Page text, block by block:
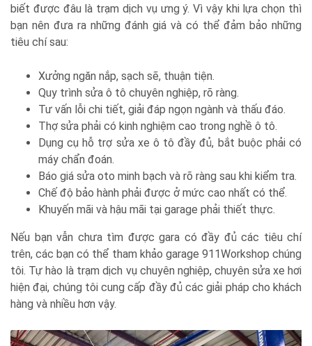
biết được đâu là trạm dịch vụ ưng ý. Vì vậy khi lựa chọn thì
bạn nên đưa ra những đánh giá và có thể đảm bảo những
tiêu chí sau:
Xưởng ngăn nắp, sạch sẽ, thuận tiện.
Quy trình sửa ô tô chuyên nghiệp, rõ ràng.
Tư vấn lỗi chi tiết, giải đáp ngọn ngành và thấu đáo.
Thợ sửa phải có kinh nghiệm cao trong nghề ô tô.
Dụng cụ hỗ trợ sửa xe ô tô đầy đủ, bắt buộc phải có
máy chẩn đoán.
Báo giá sửa oto minh bạch và rõ ràng sau khi kiểm tra.
Chế độ bảo hành phải được ở mức cao nhất có thể.
Khuyến mãi và hậu mãi tại garage phải thiết thực.
Nếu bạn vẫn chưa tìm được gara có đầy đủ các tiêu chí
trên, các bạn có thể tham khảo garage 911Workshop chúng
tôi. Tự hào là trạm dịch vụ chuyên nghiệp, chuyên sửa xe hơi
hiện đại, chúng tôi cung cấp đầy đủ các giải pháp cho khách
hàng và nhiều hơn vậy.